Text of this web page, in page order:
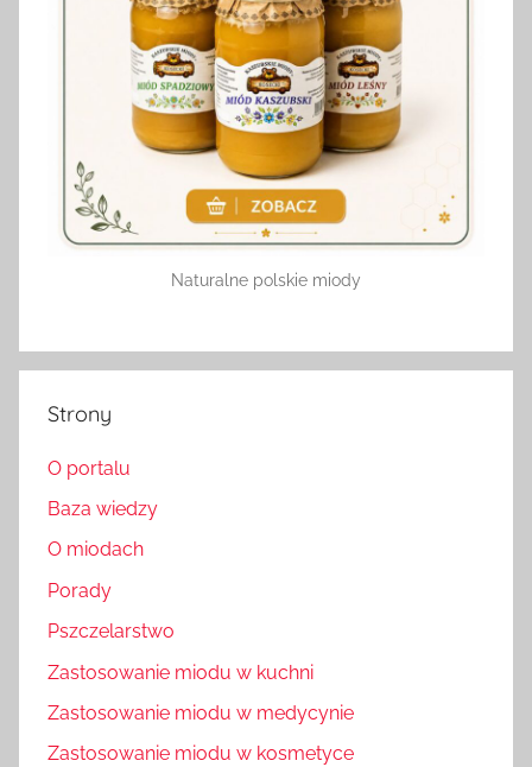
Naturalne polskie miody
Strony
O portalu
Baza wiedzy
O miodach
Porady
Pszczelarstwo
Zastosowanie miodu w kuchni
Zastosowanie miodu w medycynie
Zastosowanie miodu w kosmetyce